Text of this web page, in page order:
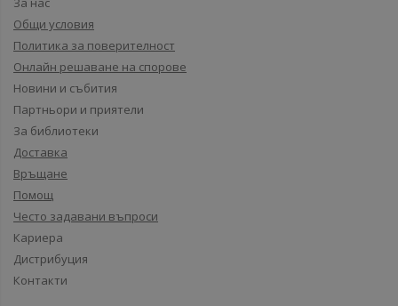
Общи условия
Политика за поверителност
Онлайн решаване на спорове
Новини и събития
Партньори и приятели
За библиотеки
Доставка
Връщане
Помощ
Често задавани въпроси
Кариера
Дистрибуция
Контакти